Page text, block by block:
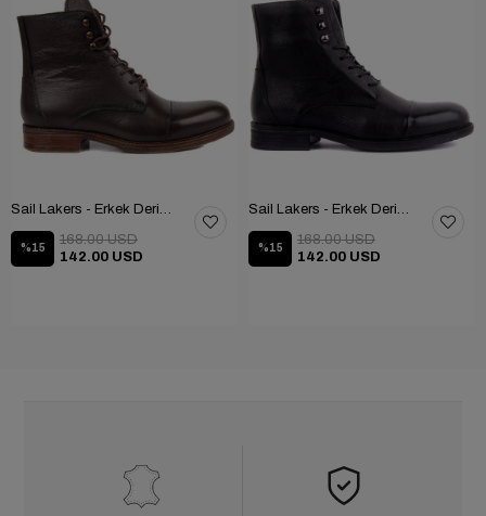
%15
142.00 USD
168.00 USD
%15
142.00 USD
168.00 USD